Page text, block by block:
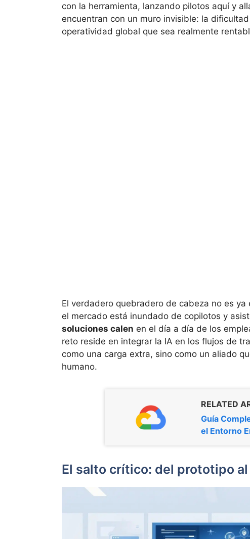
con la herramienta, lanzando pilotos aquí y
encuentran con un muro invisible: la
operatividad global que sea realmente
El verdadero quebradero de cabeza no es
el mercado está inundado de copilotos y
soluciones calen en el día a día de los
reto reside en integrar la IA en los flujos de
como una carga extra, sino como un aliado
humano.
RELATED
Guía
el Entorno
El salto crítico: del prototipo